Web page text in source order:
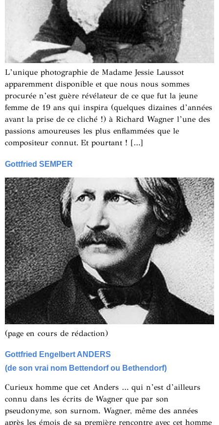
L’unique photographie de Madame Jessie Laussot
apparemment disponible et que nous nous sommes
procurée n’est guère révélateur de ce que fut la jeune
femme de 19 ans qui inspira (quelques dizaines d’années
avant la prise de ce cliché !) à Richard Wagner l’une des
passions amoureuses les plus enflammées que le
compositeur connut. Et pourtant ! […]
Gottfried SEMPER
(page en cours de rédaction)
Gottfried Engelbert ANDERS
(de son vrai nom Bettendorf ou Bethendorf)
Curieux homme que cet Anders … qui n’est d’ailleurs
connu dans les écrits de Wagner que par son
pseudonyme, son surnom. Wagner, même des années
après les émois de sa première rencontre avec cet homme